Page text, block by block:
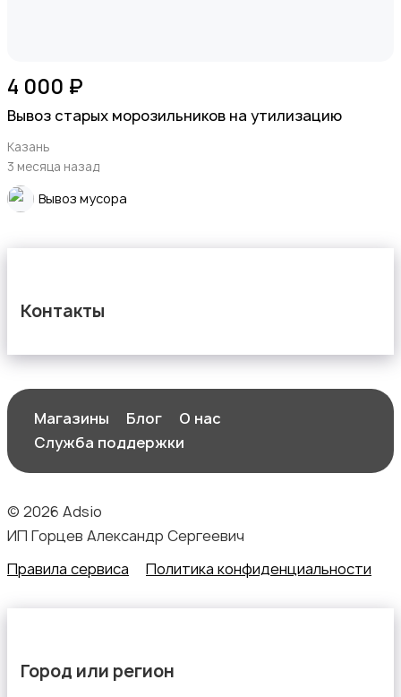
4 000 ₽
Вывоз старых морозильников на утилизацию
Казань
3 месяца назад
Вывоз мусора
Контакты
Магазины Блог
О нас
Служба поддержки
© 2026 Adsio
ИП Горцев Александр Сергеевич
Правила сервиса
Политика конфиденциальности
Город или регион